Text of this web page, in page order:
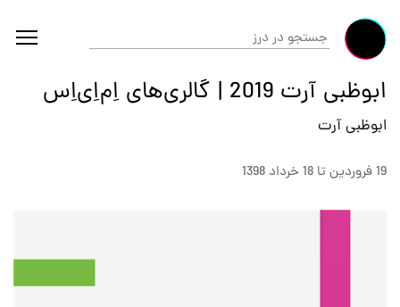
ابوظبی آرت 2019 | گالری‌های اِم‌اِی‌‎اِس
ابوظبی آرت
19 فروردين تا 18 خرداد 1398